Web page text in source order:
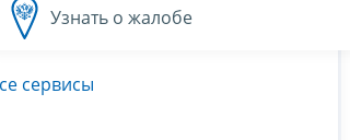
Узнать о жалобе
сервисы